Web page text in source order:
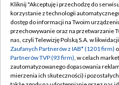
Abonament TVP
Emisja w TVP
Centrum informacji TVP
Naziemna Telewizja Cyfrowa
Polityka
Moje
Kliknij "Akceptuję i przechodzę do
korzystanie z technologii
dostęp do informacji na Twoim
przechowywanie oraz na przetwarzanie
nas, czyli Telewizję Polską S.A. w
Zaufanych Partnerów z IAB* (1201 firm)
Partnerów TVP (93 firm), w celach
zautomatyzowanego dopasowania
mierzenia ich skuteczności) i